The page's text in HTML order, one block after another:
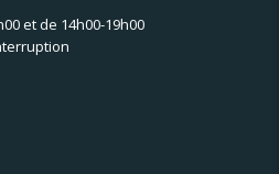
et de 14h00-19h00